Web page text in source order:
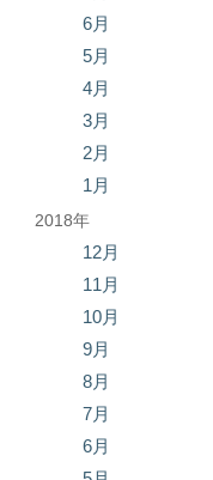
6月
5月
4月
3月
2月
1月
2018年
12月
11月
10月
9月
8月
7月
6月